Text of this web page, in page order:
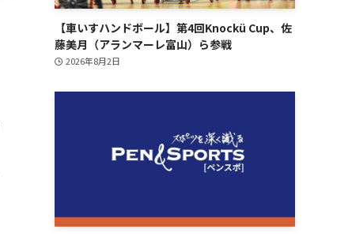
【車いすハンドボール】第4回Knockü Cup、佐
藤美月（アランマーレ富山）ら参戦
2026年8月2日